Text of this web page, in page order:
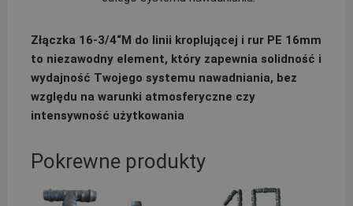
Złączka 16-3/4“M do linii kroplującej i rur PE 16mm
to niezawodny element, który zapewnia solidność i
wydajność Twojego systemu nawadniania, bez
względu na warunki atmosferyczne czy
intensywność użytkowania
Pokrewne produkty